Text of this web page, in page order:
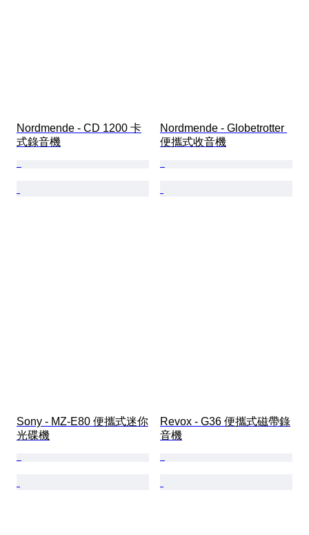
Nordmende - CD 1200 卡
式錄音機
Nordmende - Globetrotter
便攜式收音機
Sony - MZ-E80 便攜式迷你
光碟機
Revox - G36 便攜式磁帶錄
音機